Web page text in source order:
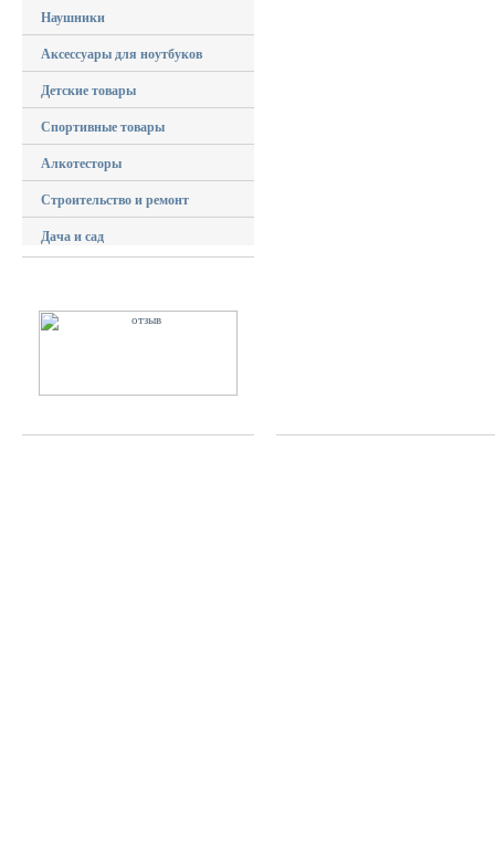
Наушники
Аксессуары для ноутбуков
Детские товары
Спортивные товары
Алкотесторы
Строительство и ремонт
Дача и сад